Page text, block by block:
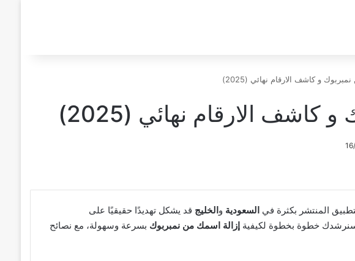
و كاشف الارقام نهائي (2025)
الارقام نهائي (2025)
المنتشر بكثرة في السعودية والخليج قد يشكل تهديدًا حقيقيًا على
سنرشدك خطوة بخطوة لكيفية إزالة اسمك من نمبربوك بسرعة وسهولة، مع نصائح